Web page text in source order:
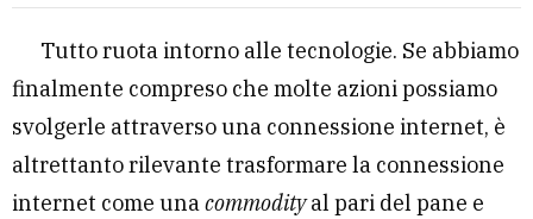
Tutto ruota intorno alle tecnologie. Se abbiamo
finalmente compreso che molte azioni possiamo
svolgerle attraverso una connessione internet, è
altrettanto rilevante trasformare la connessione
internet come unacommodityal pari del pane e